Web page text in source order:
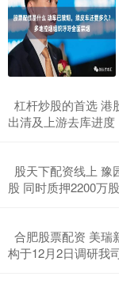
杠杆炒股的首选 港
出清及上游去库进度
股天下配资线上 豫
股 同时质押2200万股
合肥股票配资 美瑞
构于12月2日调研我